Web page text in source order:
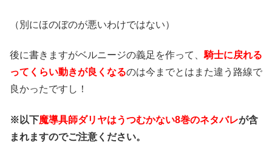
（別にほのぼのが悪いわけではない）
後に書きますがベルニージの義足を作って、騎士に戻れる
ってくらい動きが良くなるのは今までとはまた違う路線で
良かったですし！
※以下魔導具師ダリヤはうつむかない8巻のネタバレが含
まれますのでご注意ください。